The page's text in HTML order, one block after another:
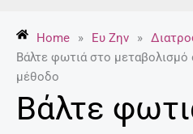
f
Home » Ευ Ζην »
Βάλτε φωτιά στο μεταβολισμό
μέθοδο
Βάλτε